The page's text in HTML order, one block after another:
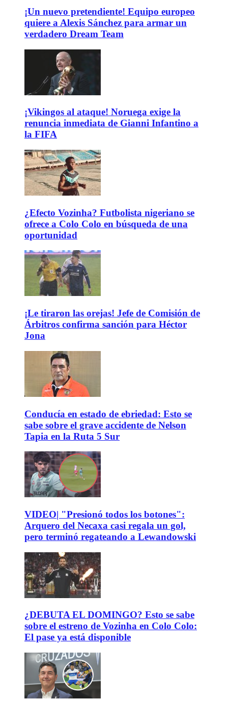
¡Un nuevo pretendiente! Equipo europeo
quiere a Alexis Sánchez para armar un
verdadero Dream Team
¡Vikingos al ataque! Noruega exige la
renuncia inmediata de Gianni Infantino a
la FIFA
¿Efecto Vozinha? Futbolista nigeriano se
ofrece a Colo Colo en búsqueda de una
oportunidad
¡Le tiraron las orejas! Jefe de Comisión de
Árbitros confirma sanción para Héctor
Jona
Conducía en estado de ebriedad: Esto se
sabe sobre el grave accidente de Nelson
Tapia en la Ruta 5 Sur
VIDEO| "Presionó todos los botones":
Arquero del Necaxa casi regala un gol,
pero terminó regateando a Lewandowski
¿DEBUTA EL DOMINGO? Esto se sabe
sobre el estreno de Vozinha en Colo Colo:
El pase ya está disponible